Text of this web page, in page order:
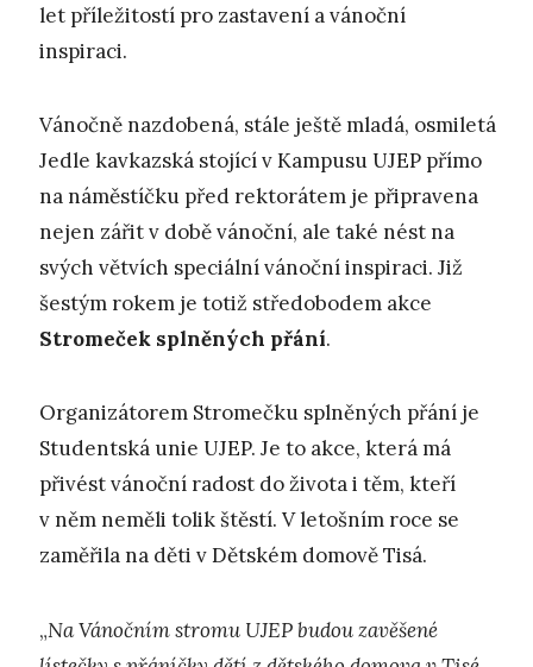
let příležitostí pro zastavení a vánoční
inspiraci.
Vánočně nazdobená, stále ještě mladá, osmiletá
Jedle kavkazská stojící v Kampusu UJEP přímo
na náměstíčku před rektorátem je připravena
nejen zářit v době vánoční, ale také nést na
svých větvích speciální vánoční inspiraci. Již
šestým rokem je totiž středobodem akce
Stromeček splněných přání.
Organizátorem Stromečku splněných přání je
Studentská unie UJEP. Je to akce, která má
přivést vánoční radost do života i těm, kteří
v něm neměli tolik štěstí. V letošním roce se
zaměřila na děti v Dětském domově Tisá.
„Na Vánočním stromu UJEP budou zavěšené